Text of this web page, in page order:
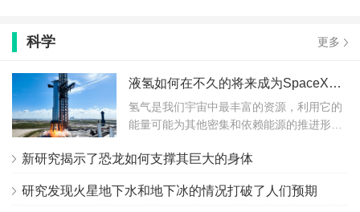
科学 更多
液氢如何在不久的将来成为SpaceX火箭的燃料
氢气是我们宇宙中最丰富的资源，利用它的
能量可能为其他密集和依赖能源的推进形
新研究揭示了恐龙如何支撑其巨大的身体
研究发现火星地下水和地下冰的情况打破了人们预期